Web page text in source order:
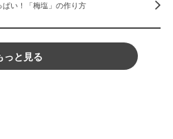
ぱい！「梅塩」の作り方
っと見る